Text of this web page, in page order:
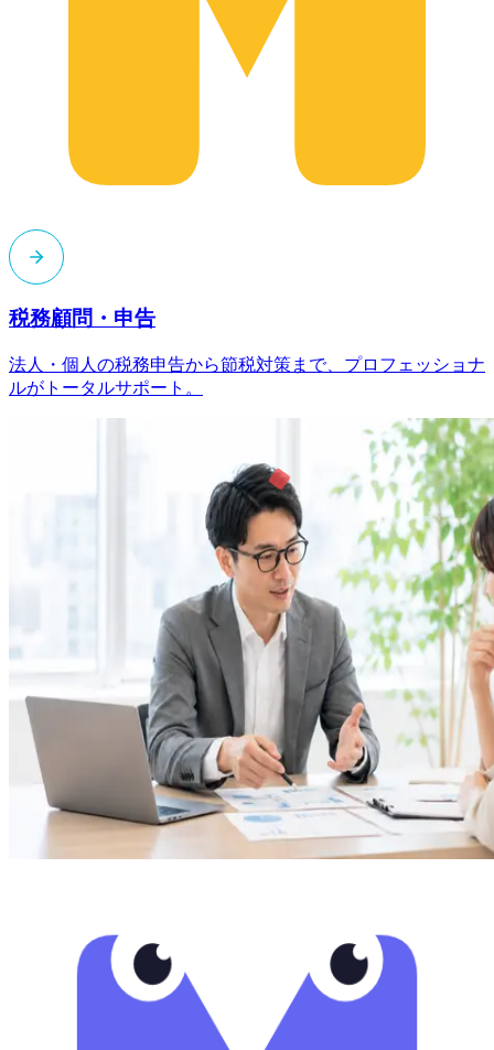
税務顧問・申告
法人・個人の税務申告から節税対策まで、プロフェッショナ
ルがトータルサポート。